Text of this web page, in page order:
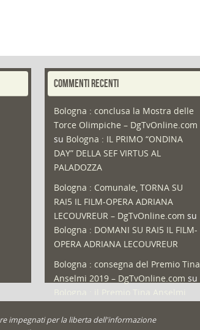
COMMENTI RECENTI
Bologna : conclusa la Mostra delle
Torce Olimpiche – DgTvOnline.com
su Bologna : IL PRIMO “ONDINA
DAY” DELLA SEF VIRTUS AL
PALADOZZA
Bologna : Comunale, TORNA SU
RAI5 IL FILM-OPERA ADRIANA
LECOUVREUR – DgTvOnline.com su
Bologna : DOMANI SU RAI5 IL FILM-
OPERA ADRIANA LECOUVREUR
Bologna : consegna del Premio Tina
Anselmi 2019 – DgTvOnline.com su
impegnati per la liberta dell'informazione